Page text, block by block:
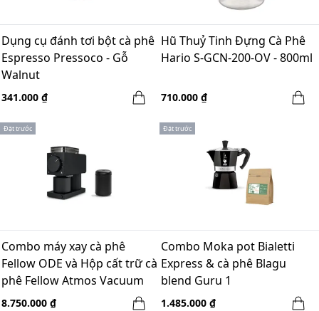
Dụng cụ đánh tơi bột cà phê
Espresso Pressoco - Gỗ
Walnut
341.000 ₫
Hũ Thuỷ Tinh Đựng Cà Phê
Hario S-GCN-200-OV - 800ml
710.000 ₫
Đặt trước
Combo máy xay cà phê
Fellow ODE và Hộp cất trữ cà
phê Fellow Atmos Vacuum
1.2 L
8.750.000 ₫
Đặt trước
Combo Moka pot Bialetti
Express & cà phê Blagu
blend Guru 1
1.485.000 ₫